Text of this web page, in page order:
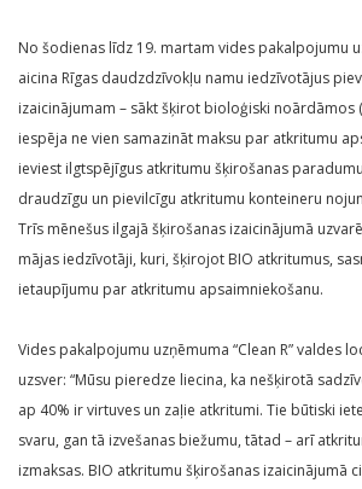
No šodienas līdz 19. martam vides pakalpojumu
aicina Rīgas daudzdzīvokļu namu iedzīvotājus
izaicinājumam – sākt šķirot bioloģiski noārdāmos
iespēja ne vien samazināt maksu par atkritumu
ieviest ilgtspējīgus atkritumu šķirošanas
draudzīgu un pievilcīgu atkritumu konteineru
Trīs mēnešus ilgajā šķirošanas izaicinājumā
mājas iedzīvotāji, kuri, šķirojot BIO atkritumus,
ietaupījumu par atkritumu apsaimniekošanu.
Vides pakalpojumu uzņēmuma “Clean R” valdes
uzsver: “Mūsu pieredze liecina, ka nešķirotā
ap 40% ir virtuves un zaļie atkritumi. Tie būtiski
svaru, gan tā izvešanas biežumu, tātad – arī
izmaksas. BIO atkritumu šķirošanas izaicinājumā